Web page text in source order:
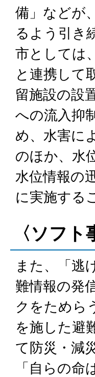
備」などが
るよう引き
市としては
と連携して
留施設の設
への流入抑
め、水害に
のほか、水
水位情報の
に実施する
〈ソフト
また、「逃
難情報の発
クをためら
を施した避
て防災・減
「自らの